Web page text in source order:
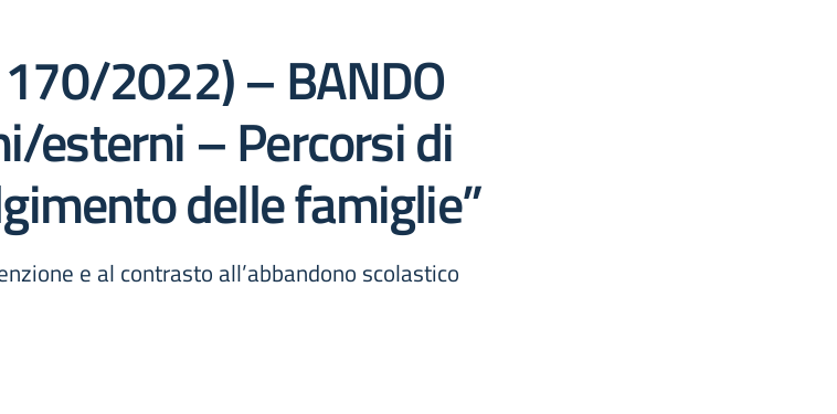
2022) – BANDO
esterni – Percorsi di
delle famiglie”
e al contrasto all’abbandono scolastico